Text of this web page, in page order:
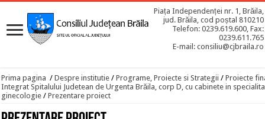
Piața Independenței nr. 1, Brăila,
jud. Brăila, cod poștal 810210
Telefon: 0239.619.600, Fax:
0239.611.765
E-mail: consiliu@cjbraila.ro
Prima pagina / Despre institutie / Programe, Proiecte si Strategii / Proiecte
Integrat Spitalului Judetean de Urgenta Brăila, corp D, cu cabinete in
ginecologie / Prezentare proiect